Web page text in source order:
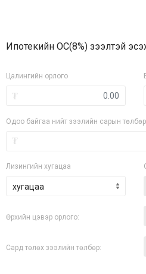
Ипотекийн ОС(8%) зээлтэй
Цалингийн орлого
₮
Одоо байгаа нийт зээлийн сарын төлбөр
₮
Лизингийн хугацаа
хугацаа
Өрхийн цэвэр орлого:
Сард төлөх зээлийн төлбөр: